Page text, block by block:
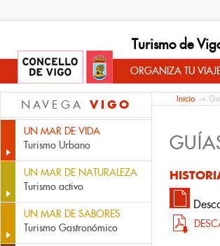
Turismo de
ORGANIZA TU
NAVEGA VIGO
UN MAR DE VIDA
Turismo Urbano
UN MAR DE NATURALEZA
Turismo activo
UN MAR DE SABORES
Turismo Gastronómico
Inicio→